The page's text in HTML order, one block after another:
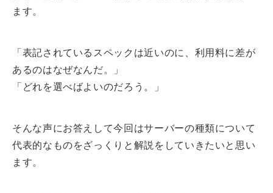
ます。
「表記されているスペックは近いのに、利用料に差が
あるのはなぜなんだ。」
「どれを選べばよいのだろう。」
そんな声にお答えして今回はサーバーの種類について
代表的なものをざっくりと解説をしていきたいと思い
ます。